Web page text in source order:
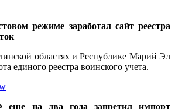
режиме заработал сайт реестра
областях и Республике Марий Эл
единого реестра воинского учета.
еще на два года запретил импорт